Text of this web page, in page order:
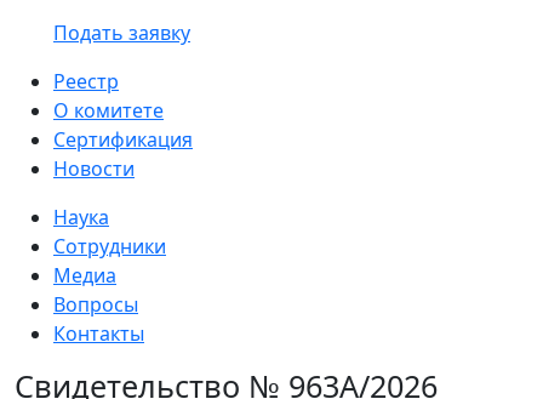
Подать заявку
Реестр
О комитете
Сертификация
Новости
Наука
Сотрудники
Медиа
Вопросы
Контакты
Свидетельство № 963А/2026